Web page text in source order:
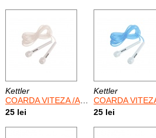
Kettler
COARDA VITEZA /ALBA
25 lei
Kettler
COARDA VITEZA /ALB/
25 lei